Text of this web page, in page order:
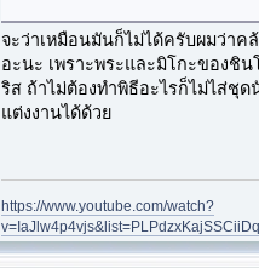
จะว่าเหมือนมันก็ไม่ได้ครับผมว่าค
อะนะ เพราะพระและมิโกะของชิ
ริส ถ้าไม่ต้องทำพิธีอะไรก็ไม่ไส่ชุ
แต่งงานได้ด้วย
https://www.youtube.com/watch?